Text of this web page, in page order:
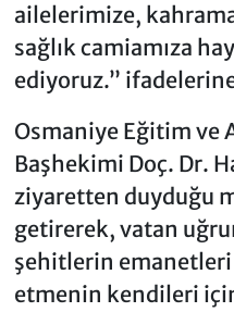
ailelerimize,
sağlık camiamıza
ediyoruz.”
Osmaniye Eğitim ve
Başhekimi Doç. Dr.
ziyaretten duyduğu
getirerek, vatan
şehitlerin
etmenin kendileri